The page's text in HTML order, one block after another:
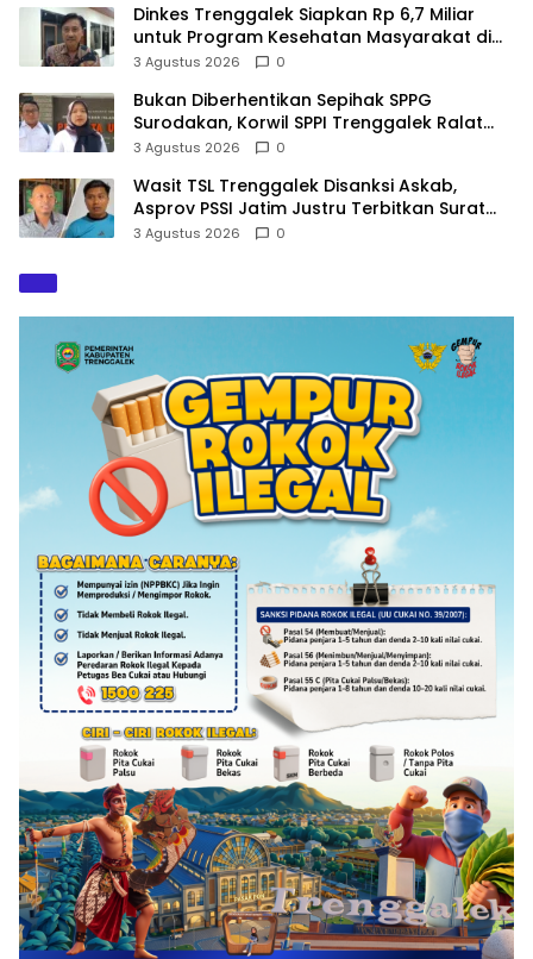
Dinkes Trenggalek Siapkan Rp 6,7 Miliar
untuk Program Kesehatan Masyarakat di
2027
3 Agustus 2026 0
Bukan Diberhentikan Sepihak SPPG
Surodakan, Korwil SPPI Trenggalek Ralat
Pernyataan Soal Permata Umat Tolak MBG
3 Agustus 2026 0
Wasit TSL Trenggalek Disanksi Askab,
Asprov PSSI Jatim Justru Terbitkan Surat
Tugas di Hari yang Sama
3 Agustus 2026 0